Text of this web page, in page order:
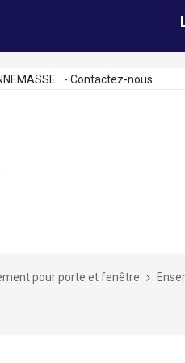
- Contactez-nous
pour porte et fenêtre